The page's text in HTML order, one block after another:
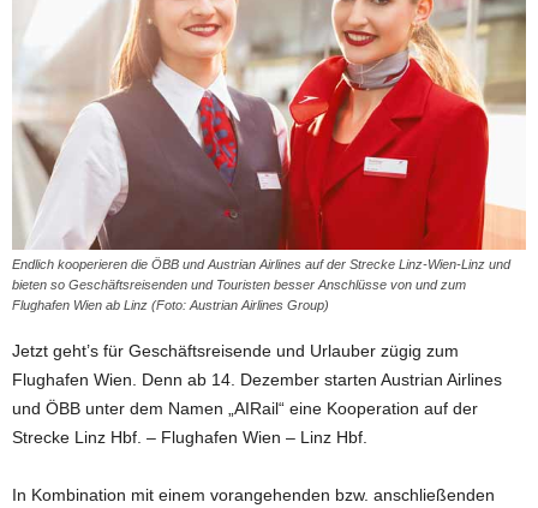
Endlich kooperieren die ÖBB und Austrian Airlines auf der Strecke Linz-Wien-Linz und
bieten so Geschäftsreisenden und Touristen besser Anschlüsse von und zum
Flughafen Wien ab Linz (Foto: Austrian Airlines Group)
Jetzt geht’s für Geschäftsreisende und Urlauber zügig zum
Flughafen Wien. Denn ab 14. Dezember starten Austrian Airlines
und ÖBB unter dem Namen „AIRail“ eine Kooperation auf der
Strecke Linz Hbf. – Flughafen Wien – Linz Hbf.
In Kombination mit einem vorangehenden bzw. anschließenden